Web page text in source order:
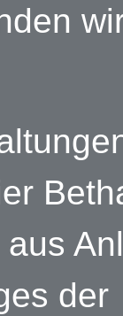
der